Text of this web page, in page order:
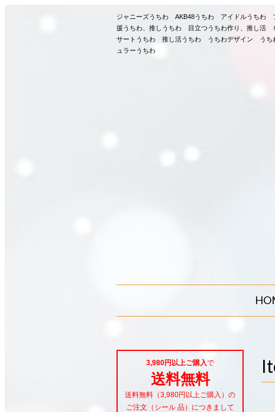
ジャニーズうちわ AKB48うちわ アイドルうちわ
援うちわ、推しうちわ 目立つうちわ作り、推し活
サートうちわ 推し活うちわ うちわデザイン うち
ュラーうちわ
3,980円以上ご購入で
送料無料
送料無料（3,980円以上ご購入）の
ご注文（シール 品）につきまして